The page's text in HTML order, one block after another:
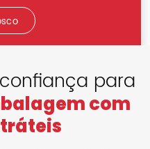
para
com